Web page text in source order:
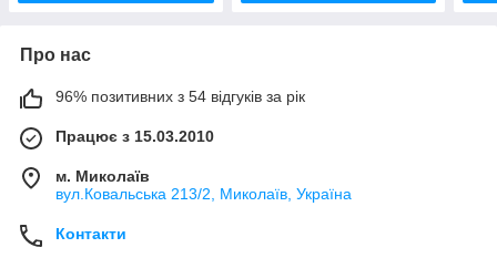
Про нас
96% позитивних з 54 відгуків за рік
Працює з 15.03.2010
м. Миколаїв
вул.Ковальська 213/2, Миколаїв, Україна
Контакти